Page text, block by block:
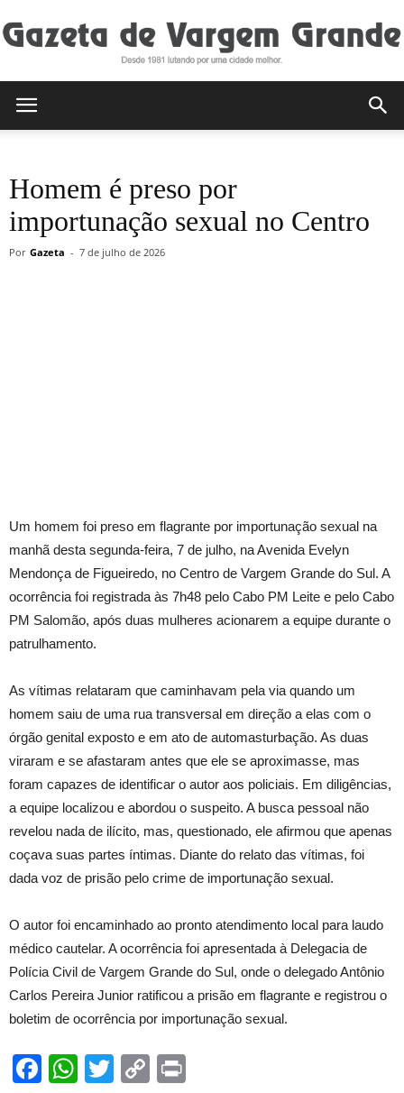
de
Homem é preso por
importunação sexual no Centro
Por Gazeta - 7 de julho de 2026
Um homem foi preso em flagrante por importunação sexual na
manhã desta segunda-feira, 7 de julho, na Avenida Evelyn
Mendonça de Figueiredo, no Centro de Vargem Grande do Sul. A
ocorrência foi registrada às 7h48 pelo Cabo PM Leite e pelo Cabo
PM Salomão, após duas mulheres acionarem a equipe durante o
patrulhamento.
As vítimas relataram que caminhavam pela via quando um
homem saiu de uma rua transversal em direção a elas com o
órgão genital exposto e em ato de automasturbação. As duas
viraram e se afastaram antes que ele se aproximasse, mas
foram capazes de identificar o autor aos policiais. Em diligências,
a equipe localizou e abordou o suspeito. A busca pessoal não
revelou nada de ilícito, mas, questionado, ele afirmou que apenas
coçava suas partes íntimas. Diante do relato das vítimas, foi
dada voz de prisão pelo crime de importunação sexual.
O autor foi encaminhado ao pronto atendimento local para laudo
médico cautelar. A ocorrência foi apresentada à Delegacia de
Polícia Civil de Vargem Grande do Sul, onde o delegado Antônio
Carlos Pereira Junior ratificou a prisão em flagrante e registrou o
boletim de ocorrência por importunação sexual.
Facebook
WhatsApp
TwitterCopy